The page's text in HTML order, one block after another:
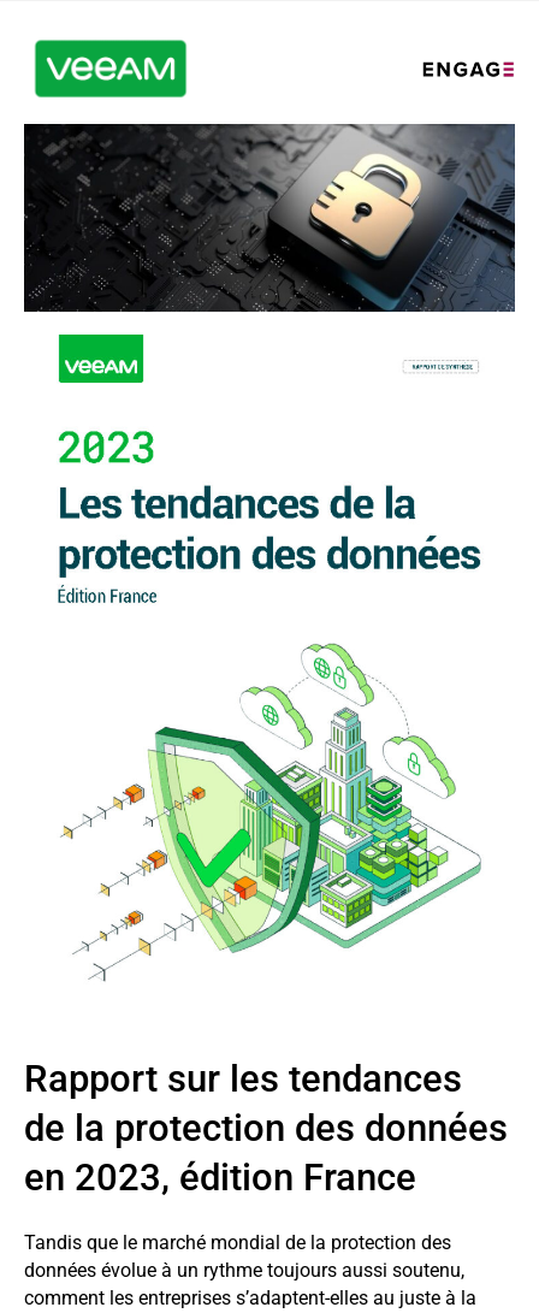
Rapport sur les tendances
de la protection des données
en 2023, édition France
Tandis que le marché mondial de la protection des
données évolue à un rythme toujours aussi soutenu,
comment les entreprises s’adaptent-elles au juste à la